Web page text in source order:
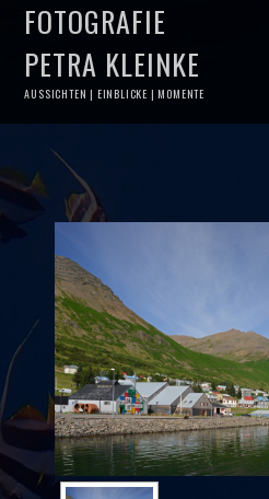
FOTOGRAFIE
PETRA KLEINKE
AUSSICHTEN | EINBLICKE | MOMENTE